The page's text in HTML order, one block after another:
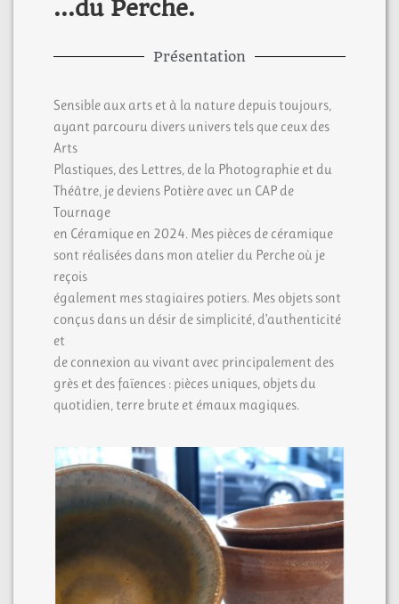
...du Perche.
Présentation
Sensible aux arts et à la nature depuis toujours,
ayant parcouru divers univers tels que ceux des
Arts
Plastiques, des Lettres, de la Photographie et du
Théâtre, je deviens Potière avec un CAP de
Tournage
en Céramique en 2024. Mes pièces de céramique
sont réalisées dans mon atelier du Perche où je
reçois
également mes stagiaires potiers. Mes objets sont
conçus dans un désir de simplicité, d’authenticité
et
de connexion au vivant avec principalement des
grès et des faïences : pièces uniques, objets du
quotidien, terre brute et émaux magiques.